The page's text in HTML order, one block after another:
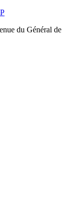
du Général de